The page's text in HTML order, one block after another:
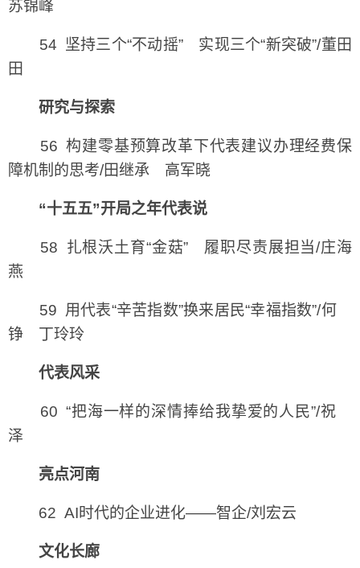
苏锦峰
54 坚持三个“不动摇” 实现三个“新突破”/董田
田
研究与探索
56 构建零基预算改革下代表建议办理经费保
障机制的思考/田继承 高军晓
“十五五”开局之年代表说
58 扎根沃土育“金菇” 履职尽责展担当/庄海
燕
59 用代表“辛苦指数”换来居民“幸福指数”/何
铮 丁玲玲
代表风采
60 “把海一样的深情捧给我挚爱的人民”/祝
泽
亮点河南
62 AI时代的企业进化——智企/刘宏云
文化长廊